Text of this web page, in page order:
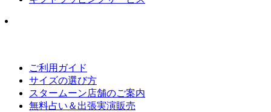
ご利用ガイド
サイズの選び方
スタームーン店舗のご案内
無料占い＆出張実演販売